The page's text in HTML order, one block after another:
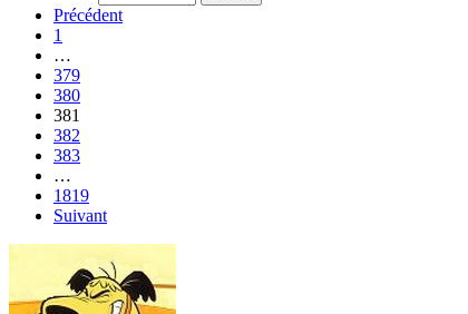
Précédent
1
…
379
380
381
382
383
…
1819
Suivant